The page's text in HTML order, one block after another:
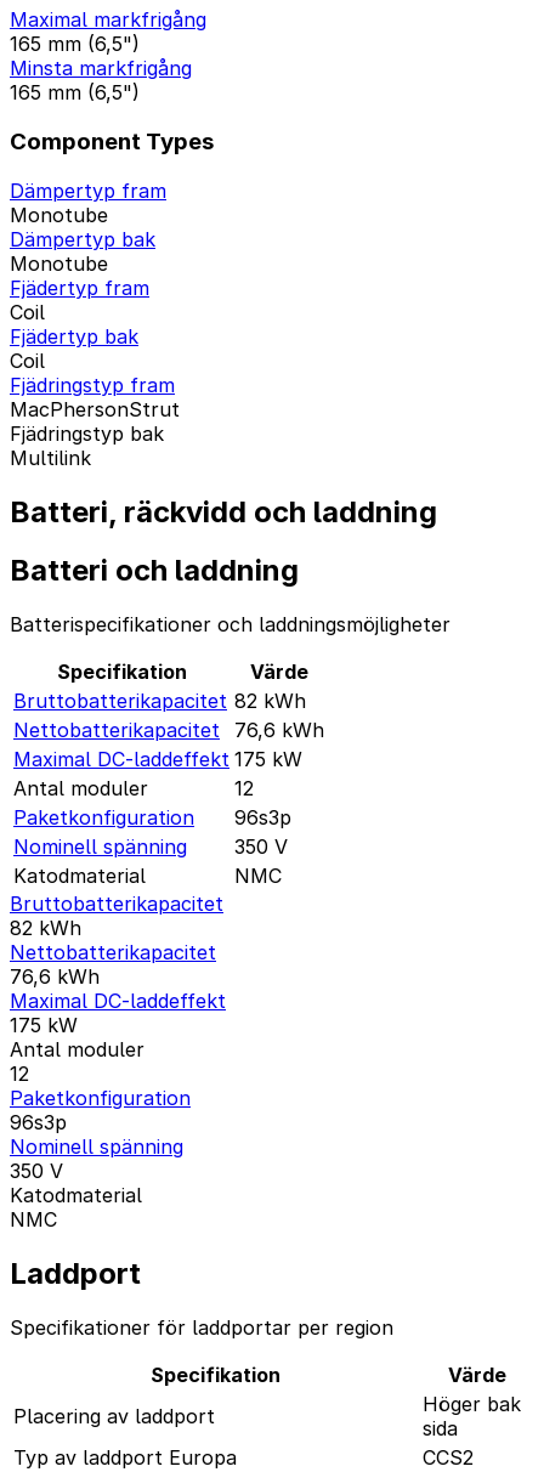
Maximal markfrigång
165 mm (6,5")
Minsta markfrigång
165 mm (6,5")
Component Types
Dämpertyp fram
Monotube
Dämpertyp bak
Monotube
Fjädertyp fram
Coil
Fjädertyp bak
Coil
Fjädringstyp fram
MacPhersonStrut
Fjädringstyp bak
Multilink
Batteri, räckvidd och laddning
Batteri och laddning
Batterispecifikationer och laddningsmöjligheter
Specifikation
Värde
Bruttobatterikapacitet 82 kWh
Nettobatterikapacitet
76,6 kWh
Maximal DC-laddeffekt 175 kW
Antal moduler
12
Paketkonfiguration
96s3p
Nominell spänning
350 V
Katodmaterial
NMC
Bruttobatterikapacitet
82 kWh
Nettobatterikapacitet
76,6 kWh
Maximal DC-laddeffekt
175 kW
Antal moduler
12
Paketkonfiguration
96s3p
Nominell spänning
350 V
Katodmaterial
NMC
Laddport
Specifikationer för laddportar per region
Specifikation
Värde
Placering av laddport
Höger bak
sida
Typ av laddport Europa
CCS2